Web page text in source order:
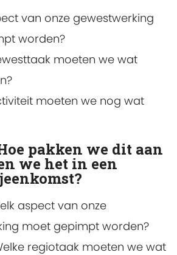
van onze gewestwerking
worden?
moeten we wat
moeten we nog wat
pakken we dit aan
we het in een
aspect van onze
moet gepimpt worden?
regiotaak moeten we wat